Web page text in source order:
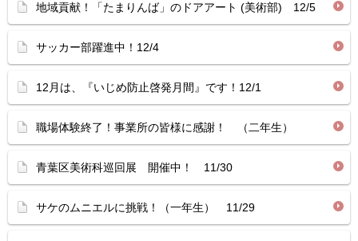
地域貢献！「たまりんば」のドアアート (美術部) 12/5
サッカー部躍進中！12/4
12月は、『いじめ防止啓発月間』です！12/1
職場体験終了！事業所の皆様に感謝！ （二年生）
青葉区美術科巡回展 開催中！ 11/30
サケのムニエルに挑戦！（一年生） 11/29